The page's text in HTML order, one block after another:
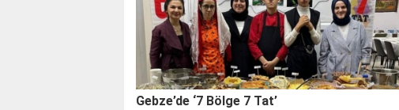
Gebze’de ‘7 Bölge 7 Tat’